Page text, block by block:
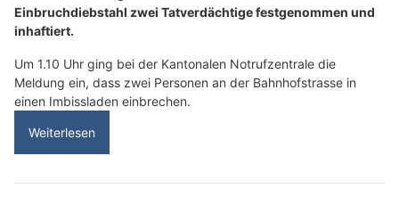
Einbruchdiebstahl zwei Tatverdächtige festgenommen und
inhaftiert.
Um 1.10 Uhr ging bei der Kantonalen Notrufzentrale die
Meldung ein, dass zwei Personen an der Bahnhofstrasse in
einen Imbissladen einbrechen.
Weiterlesen